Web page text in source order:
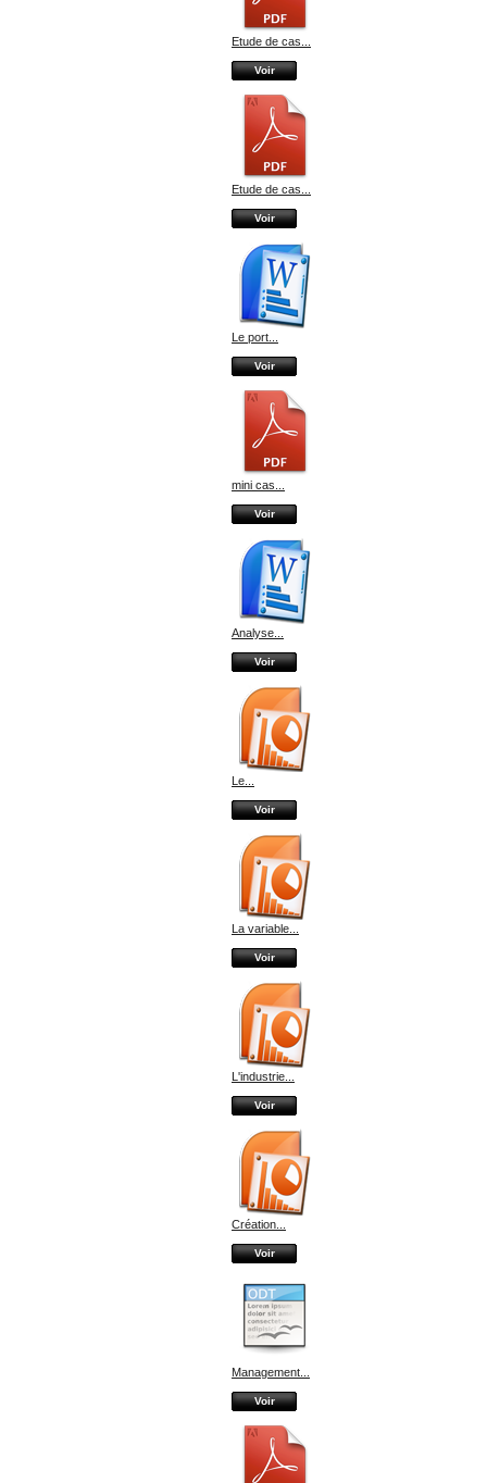
Etude de cas...
Voir
Etude de cas...
Voir
Le port...
Voir
mini cas...
Voir
Analyse...
Voir
Le...
Voir
La variable...
Voir
L'industrie...
Voir
Création...
Voir
Management...
Voir